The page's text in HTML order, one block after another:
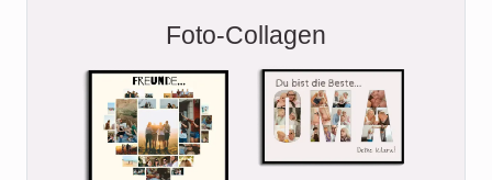
Foto-Collagen